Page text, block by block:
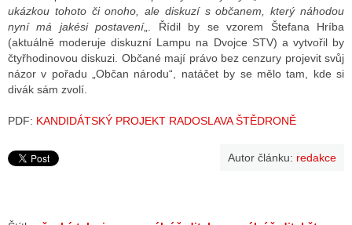
ukázkou tohoto či onoho, ale diskuzí s občanem, který náhodou
nyní má jakési postavení„. Řídil by se vzorem Štefana Hríba
(aktuálně moderuje diskuzní Lampu na Dvojce STV) a vytvořil by
čtyřhodinovou diskuzi. Občané mají právo bez cenzury projevit svůj
názor v pořadu „Občan národu“, natáčet by se mělo tam, kde si
divák sám zvolí.
PDF: KANDIDÁTSKÝ PROJEKT RADOSLAVA ŠTĚDRONĚ
Autor článku: redakce